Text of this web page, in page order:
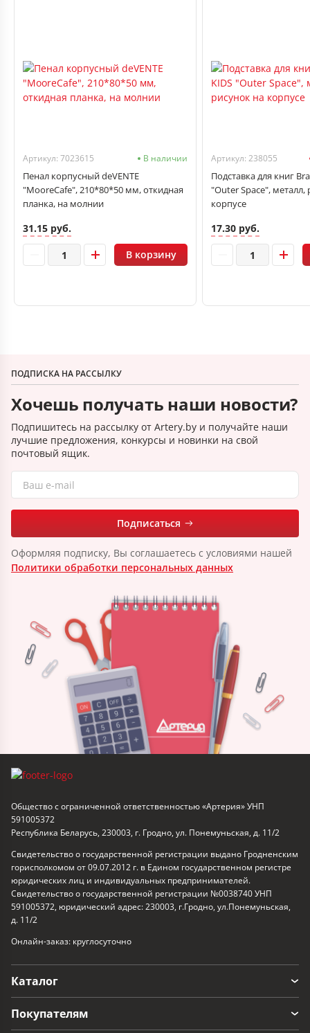
Артикул: 7023615 В наличии
Пенал корпусный deVENTE
"MooreCafe", 210*80*50 мм, откидная
планка, на молнии
31.15 руб.
В корзину
Артикул: 238055
Подставка для книг
"Outer Space", металл,
корпусе
17.30 руб.
ПОДПИСКА НА РАССЫЛКУ
Хочешь получать наши новости?
Подпишитесь на рассылку от Artery.by и получайте наши
лучшие предложения, конкурсы и новинки на свой
почтовый ящик.
Подписаться
Оформляя подписку, Вы соглашаетесь с условиями нашей
Политики обработки персональных данных
Общество с ограниченной ответственностью «Артерия» УНП
591005372
Республика Беларусь, 230003, г. Гродно, ул. Понемуньская, д. 11/2
Свидетельство о государственной регистрации выдано Гродненским
горисполкомом от 09.07.2012 г. в Едином государственном регистре
юридических лиц и индивидуальных предпринимателей.
Свидетельство о государственной регистрации №0038740 УНП
591005372, юридический адрес: 230003, г.Гродно, ул.Понемуньская,
д. 11/2
Онлайн-заказ: круглосуточно
Каталог
Покупателям